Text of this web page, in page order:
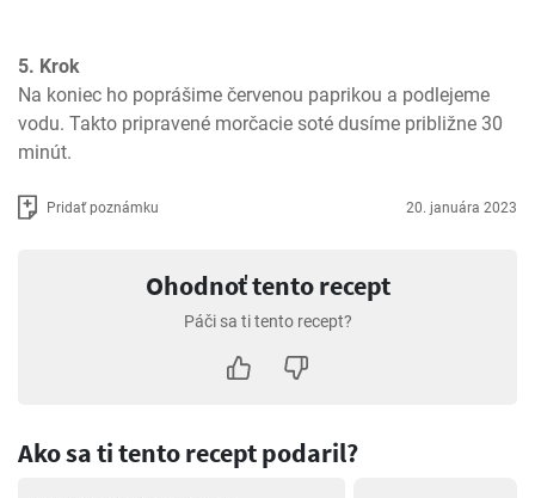
5. Krok
Na koniec ho poprášime červenou paprikou a podlejeme
vodu. Takto pripravené morčacie soté dusíme približne 30
minút.
Pridať poznámku 20. januára 2023
Ohodnoť tento recept
Páči sa ti tento recept?
Ako sa ti tento recept podaril?